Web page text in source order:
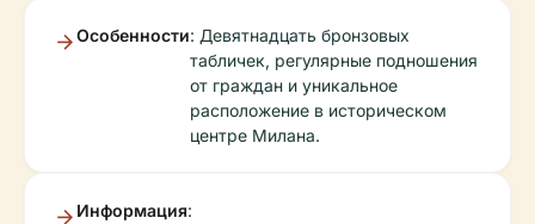
Особенности: Девятнадцать бронзовых
табличек, регулярные подношения
от граждан и уникальное
расположение в историческом
центре Милана.
Информация: